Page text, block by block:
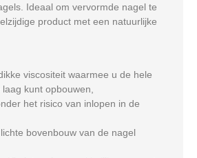
Ideaal om vervormde nagel te
product met een natuurlijke
viscositeit waarmee u de hele
kunt opbouwen,
het risico van inlopen in de
bovenbouw van de nagel